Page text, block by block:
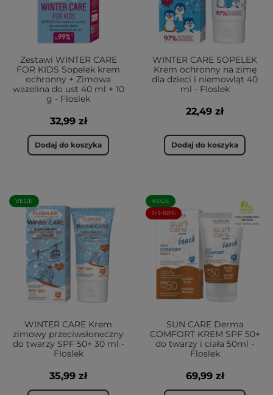
Zestawi WINTER CARE
FOR KIDS Sopelek krem
ochronny + Zimowa
wazelina do ust 40 ml + 10
g - Floslek
32,99 zł
Dodaj do koszyka
WINTER CARE SOPELEK
Krem ochronny na zimę
dla dzieci i niemowląt 40
ml - Floslek
22,49 zł
Dodaj do koszyka
VEGE
WINTER CARE Krem
zimowy przeciwsłoneczny
do twarzy SPF 50+ 30 ml -
Floslek
35,99 zł
VEGE
1+1-50%
SUN CARE Derma
COMFORT KREM SPF 50+
do twarzy i ciała 50ml -
Floslek
69,99 zł